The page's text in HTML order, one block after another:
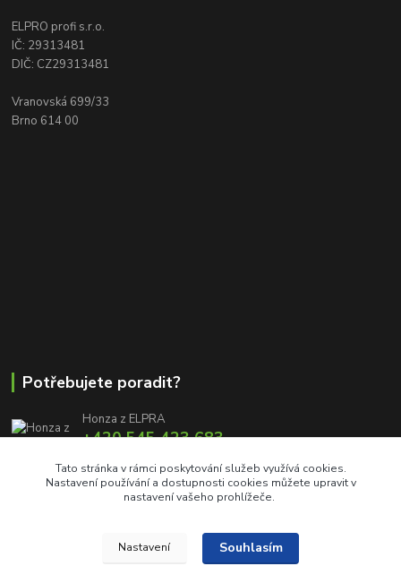
ELPRO profi s.r.o.
IČ: 29313481
DIČ: CZ29313481
Vranovská 699/33
Brno 614 00
Potřebujete poradit?
Honza z ELPRA
+420 545 423 683
info@elproprofi.cz
Tato stránka v rámci poskytování služeb využívá cookies.
Nastavení používání a dostupnosti cookies můžete upravit v
nastavení vašeho prohlížeče.
Nastavení Souhlasím